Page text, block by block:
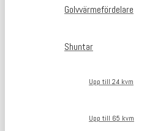
Golvvärmefördelare
Shuntar
Upp till 24 kvm
Upp till 65 kvm